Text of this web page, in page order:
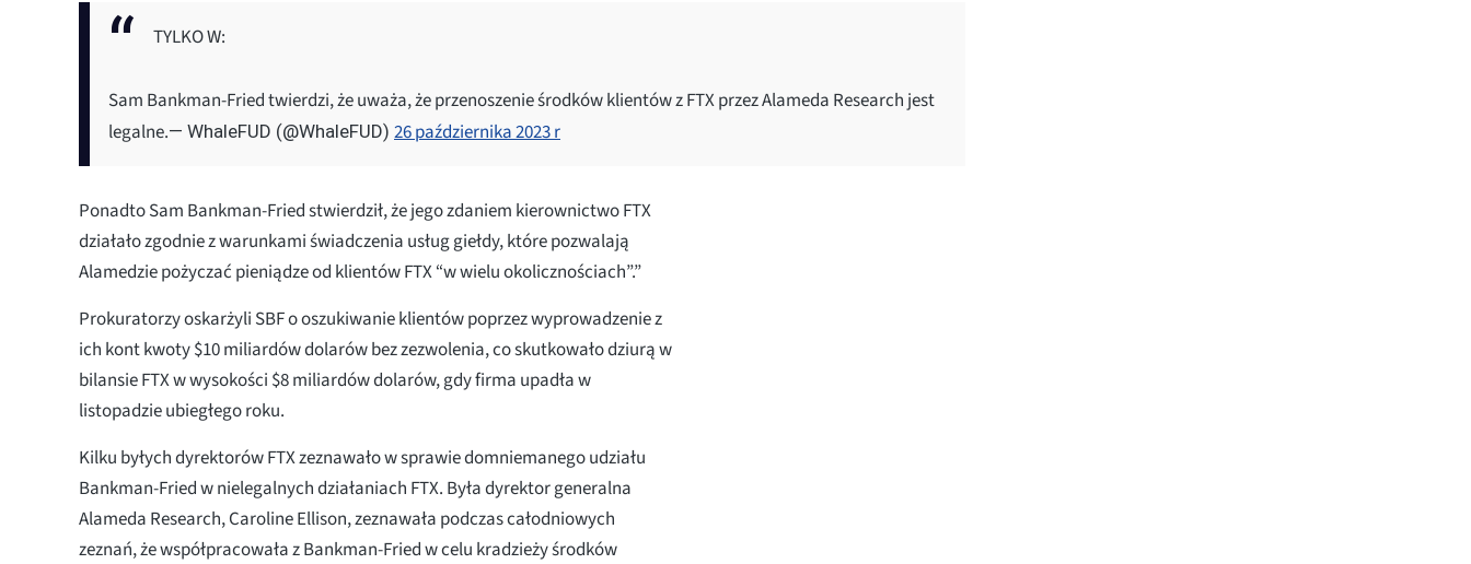
TYLKO W:
Sam Bankman-Fried twierdzi, że uważa, że przenoszenie środków klientów z FTX przez Alameda Research jest
legalne.— WhaleFUD (@WhaleFUD) 26 października 2023 r
Ponadto Sam Bankman-Fried stwierdził, że jego zdaniem kierownictwo FTX
działało zgodnie z warunkami świadczenia usług giełdy, które pozwalają
Alamedzie pożyczać pieniądze od klientów FTX “w wielu okolicznościach”.”
Prokuratorzy oskarżyli SBF o oszukiwanie klientów poprzez wyprowadzenie z
ich kont kwoty $10 miliardów dolarów bez zezwolenia, co skutkowało dziurą w
bilansie FTX w wysokości $8 miliardów dolarów, gdy firma upadła w
listopadzie ubiegłego roku.
Kilku byłych dyrektorów FTX zeznawało w sprawie domniemanego udziału
Bankman-Fried w nielegalnych działaniach FTX. Była dyrektor generalna
Alameda Research, Caroline Ellison, zeznawała podczas całodniowych
zeznań, że współpracowała z Bankman-Fried w celu kradzieży środków